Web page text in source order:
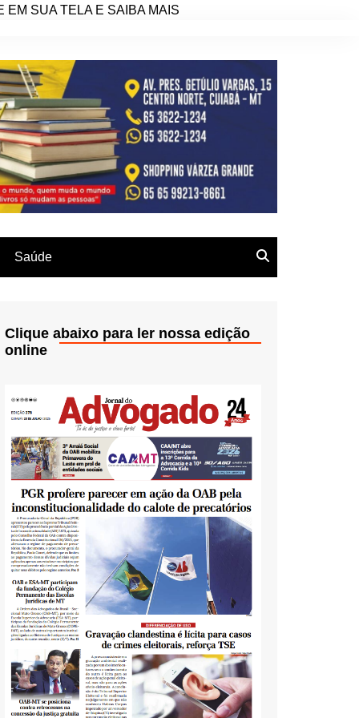
SUA TELA E SAIBA MAIS
Saúde
Clique abaixo para ler nossa edição
online